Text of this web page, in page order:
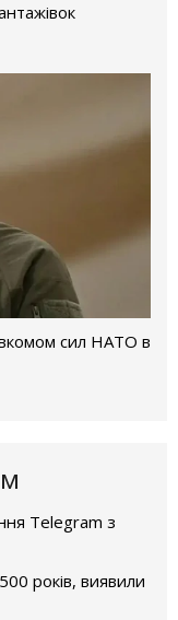
сил НАТО в
Telegram з
років, виявили